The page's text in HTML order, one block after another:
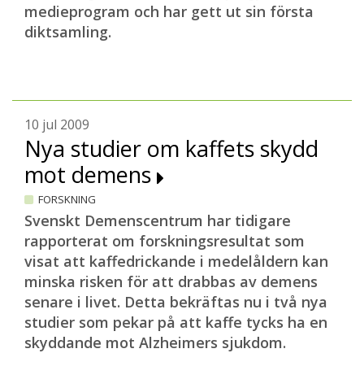
medieprogram och har gett ut sin första
diktsamling.
10 jul 2009
Nya studier om kaffets skydd
mot demens
FORSKNING
Svenskt Demenscentrum har tidigare
rapporterat om forskningsresultat som
visat att kaffedrickande i medelåldern kan
minska risken för att drabbas av demens
senare i livet. Detta bekräftas nu i två nya
studier som pekar på att kaffe tycks ha en
skyddande mot Alzheimers sjukdom.